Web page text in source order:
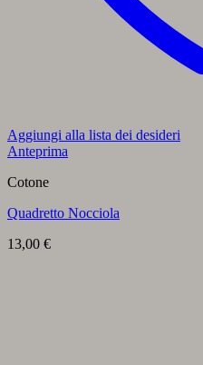
Aggiungi alla lista dei desideri
Anteprima
Cotone
Quadretto Nocciola
13,00 €